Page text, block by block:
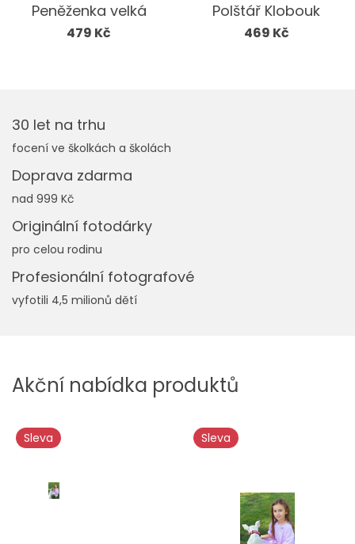
Peněženka velká
479 Kč
Polštář Klobouk
469 Kč
30 let na trhu
focení ve školkách a školách
Doprava zdarma
nad 999 Kč
Originální fotodárky
pro celou rodinu
Profesionální fotografové
vyfotili 4,5 milionů dětí
Akční nabídka produktů
Sleva Sleva